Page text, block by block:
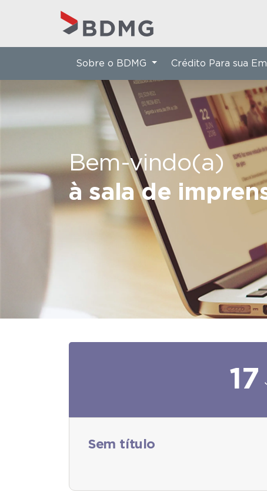
Bem-vindo(a)
à sala de
Sobre o BDMG Crédito Para sua
17
Sem título